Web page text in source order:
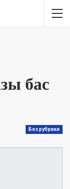
бас
Без рубрики